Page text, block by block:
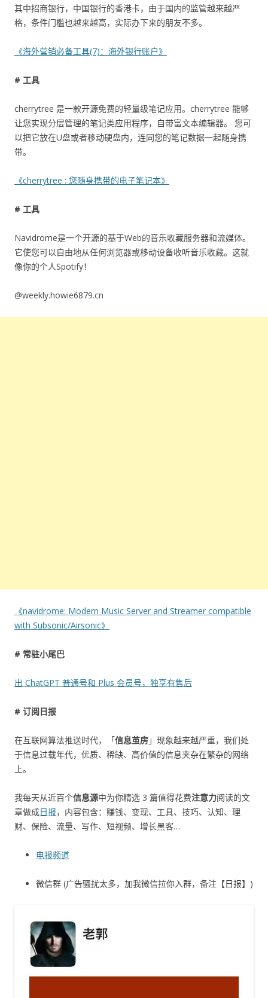
其中招商银行，中国银行的香港卡，由于国内的监管越来越严
格，条件门槛也越来越高，实际办下来的朋友不多。
《海外营销必备工具(7)：海外银行账户》
# 工具
cherrytree 是一款开源免费的轻量级笔记应用。cherrytree 能够
让您实现分层管理的笔记类应用程序，自带富文本编辑器。 您可
以把它放在U盘或者移动硬盘内，连同您的笔记数据一起随身携
带。
《cherrytree : 您随身携带的电子笔记本》
# 工具
Navidrome是一个开源的基于Web的音乐收藏服务器和流媒体。
它使您可以自由地从任何浏览器或移动设备收听音乐收藏。这就
像你的个人Spotify！
@weekly.howie6879.cn
《navidrome: Modern Music Server and Streamer compatible
with Subsonic/Airsonic》
# 常驻小尾巴
出 ChatGPT 普通号和 Plus 会员号，独享有售后
# 订阅日报
在互联网算法推送时代，「信息茧房」现象越来越严重，我们处
于信息过载年代，优质、稀缺、高价值的信息夹杂在繁杂的网络
上。
我每天从近百个信息源中为你精选 3 篇值得花费注意力阅读的文
章做成日报，内容包含：赚钱、变现、工具、技巧、认知、理
财、保险、流量、写作、短视频、增长黑客…
电报频道
微信群 (广告骚扰太多，加我微信拉你入群，备注【日报】)